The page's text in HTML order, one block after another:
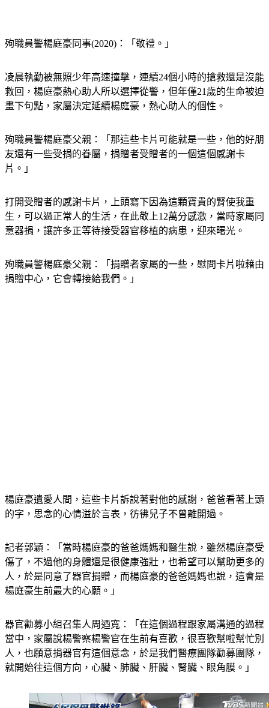
凌晨執勤被無照少年高速撞擊，連續24個小時的搶救還是沒能
救回，楊庭豪熱心助人所以選擇從警，但年僅21歲的生命被迫
殉職員警楊庭豪父親：「那這些卡片可能就是一些，他的好朋
友還有一些受捐的眷屬，捐贈者受贈者的一個這個感謝卡
打開受贈者的感謝卡片，上頭寫下因為這顆寶貴的腎使我重
生，可以過正常人的生活，在此敬上12萬分感激，當時家屬同
殉職員警楊庭豪父親：「捐贈者家屬的一些，慰問卡片啦藉由
楊庭豪遺愛人間，這些卡片訴說著對他的感謝，爸爸看著上頭
記者郭穎：「當時楊庭豪的爸爸媽媽和醫生說，雖然楊庭豪受
傷了，不過他的身體還是很健康強壯，也希望可以幫助更多的
人，於是同意了器官捐贈，而楊庭豪的爸爸媽媽也說，這會是
器官勸募小組召集人周迺寬：「在這個過程跟家屬溝通的過程
當中，家屬說楊警察楊警官在生前有喜歡，很喜歡幫啦幫忙別
人，也願意捐器官有這個意念，於是我們醫療團隊勸募團隊，